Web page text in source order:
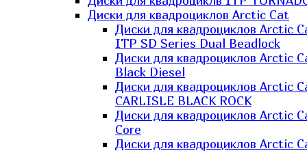
Диски для квадроциклов Arctic Cat
Диски для квадроциклов Arctic
ITP SD Series Dual Beadlock
Диски для квадроциклов Arctic
Black Diesel
Диски для квадроциклов Arctic
CARLISLE BLACK ROCK
Диски для квадроциклов Arctic
Core
Диски для квадроциклов Arctic